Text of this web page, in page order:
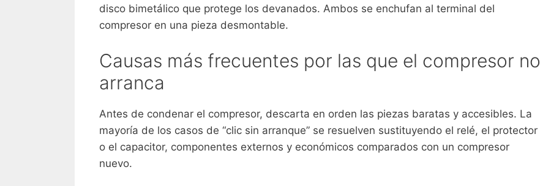
disco bimetálico que protege los devanados. Ambos se enchufan al terminal del
compresor en una pieza desmontable.
Causas más frecuentes por las que el compresor no
arranca
Antes de condenar el compresor, descarta en orden las piezas baratas y accesibles. La
mayoría de los casos de “clic sin arranque” se resuelven sustituyendo el relé, el protector
o el capacitor, componentes externos y económicos comparados con un compresor
nuevo.